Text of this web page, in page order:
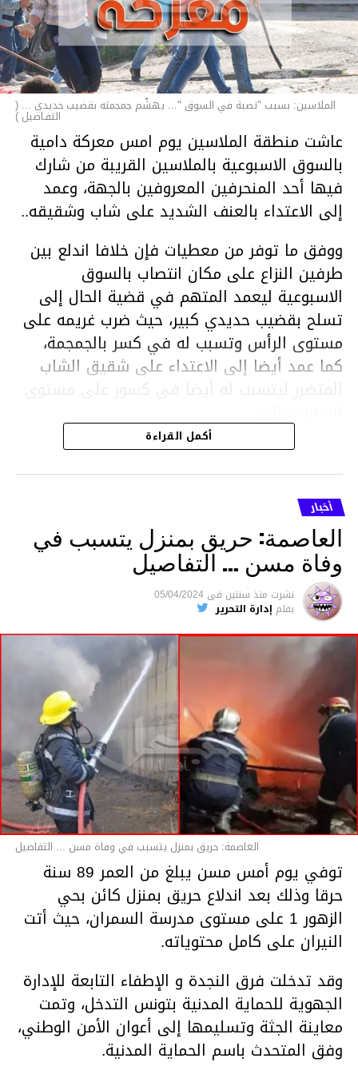
الملاسين: بسبب "نصبة في السوق "... يهشّم جمجمته بقضيب حديدي ... (
التفـاصيل )
عاشت منطقة الملاسين يوم امس معركة دامية
بالسوق الاسبوعية بالملاسين القريبة من شارك
فيها أحد المنحرفين المعروفين بالجهة، وعمد
إلى الاعتداء بالعنف الشديد على شاب وشقيقه..
ووفق ما توفر من معطيات فإن خلافا اندلع بين
طرفين النزاع على مكان انتصاب بالسوق
الاسبوعية ليعمد المتهم في قضية الحال إلى
تسلح بقضيب حديدي كبير، حيث ضرب غريمه على
مستوى الرأس وتسبب له في كسر بالجمجمة،
كما عمد أيضا إلى الاعتداء على شقيق الشاب
المتضرر ليتسبب له أيضا في كسور على مستوى
هذا وقد تمكن أعوان مركز الأمن الوطني بحي
هلال في توقيت قياسي من محاصرة المشتبه به
والقبض عليه وإحالته على التحقيق في خصوص
ما نُسبه إليه.
متابعة
قسم الاخبار
أكمل القراءة
أخبار
العاصمة: حريق بمنزل يتسبب في
وفاة مسن … التفاصيل
نشرت منذ سنتين فى 05/04/2024
بقلم إدارة التحرير
العاصمة: حريق بمنزل يتسبب في وفاة مسن ... التفاصيل
توفي يوم أمس مسن يبلغ من العمر 89 سنة
حرقا وذلك بعد اندلاع حريق بمنزل كائن بحي
الزهور 1 على مستوى مدرسة السمران، حيث أتت
النيران على كامل محتوياته.
وقد تدخلت فرق النجدة و الإطفاء التابعة للإدارة
الجهوية للحماية المدنية بتونس التدخل، وتمت
معاينة الجثة وتسليمها إلى أعوان الأمن الوطني،
وفق المتحدث باسم الحماية المدنية.